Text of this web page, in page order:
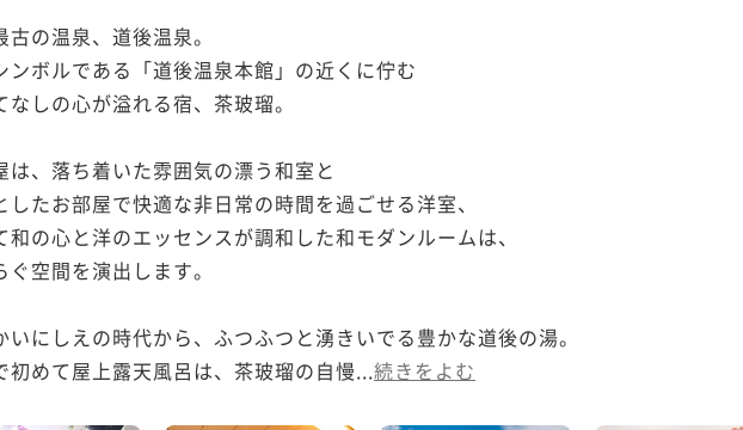
古の温泉、道後温泉。
ンボルである「道後温泉本館」の近くに佇む
なしの心が溢れる宿、茶玻瑠。
は、落ち着いた雰囲気の漂う和室と
したお部屋で快適な非日常の時間を過ごせる洋室、
和の心と洋のエッセンスが調和した和モダンルームは、
ぐ空間を演出します。
いにしえの時代から、ふつふつと湧きいでる豊かな道後の湯。
初めて屋上露天風呂は、茶玻瑠の自慢...続きをよむ